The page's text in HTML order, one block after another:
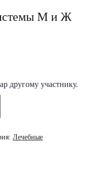
М и Ж
другому участнику.
Лечебные